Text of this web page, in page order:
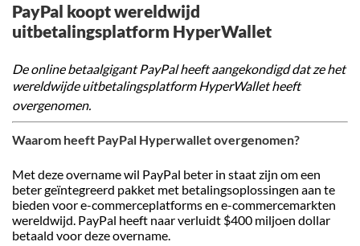
PayPal koopt wereldwijd
uitbetalingsplatform HyperWallet
De online betaalgigant PayPal heeft aangekondigd dat ze het
wereldwijde uitbetalingsplatform HyperWalletheeft
overgenomen.
Waarom heeft PayPal Hyperwallet overgenomen?
Met deze overname wil PayPal beter in staat zijn om een
beter geïntegreerd pakket met betalingsoplossingen aan te
bieden voor e-commerceplatforms en e-commercemarkten
wereldwijd. PayPal heeft naar verluidt $400 miljoen dollar
betaald voor deze overname.